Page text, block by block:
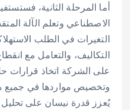
أما المرحلة الثانية،
الاصطناعي وتعلم الآلة
التغيرات في الطلب
التكاليف، والتعامل مع
على الشركة اتخاذ قرارات
يُعزز قدرة نيسان على